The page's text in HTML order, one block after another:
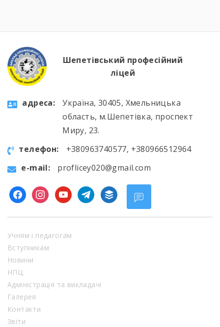
та вдосконалювати практичні навички, а й
Шепетівський професійний
ліцей
aдресa:
Україна, 30405, Хмельницька
область, м.Шепетівка, проспект
Миру, 23.
телефон:
+380963740577, +380966512964
e-mail:
proflicey020@gmail.com
facebookinstagramyoutubetelegram
buffer
Учням і педагогам
Вступникам
Новини
НПЦ
Адміністрація та викладачі
Галерея
Контакти
Звіти